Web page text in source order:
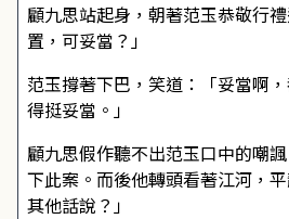
顧九思站起身，朝著范玉恭敬行
置，可妥當？」
范玉撐著下巴，笑道：「妥當啊
得挺妥當。」
顧九思假作聽不出范玉口中的嘲
下此案。而後他轉頭看著江河，
其他話說？」